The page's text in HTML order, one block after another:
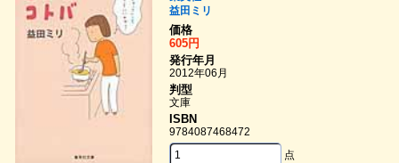
益田ミリ
価格
605円
発行年月
2012年06月
判型
文庫
ISBN
9784087468472
点